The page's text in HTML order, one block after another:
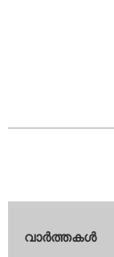
വാര്‍ത്തകള്‍